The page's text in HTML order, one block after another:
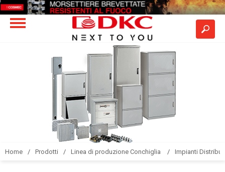
Home Prodotti Linea di produzione Conchiglia Impianti